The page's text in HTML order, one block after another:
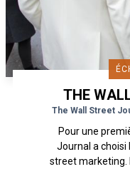
THE
The Wall Street
Pour une
Journal a choisi
street marketing.